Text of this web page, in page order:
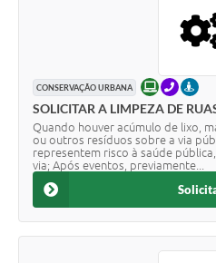
CONSERVAÇÃO URBANA ONLINE
SOLICITAR A LIMPEZA DE
Quando houver acúmulo de lixo,
ou outros resíduos sobre a via
representem risco à saúde
via; Após eventos, previamente...